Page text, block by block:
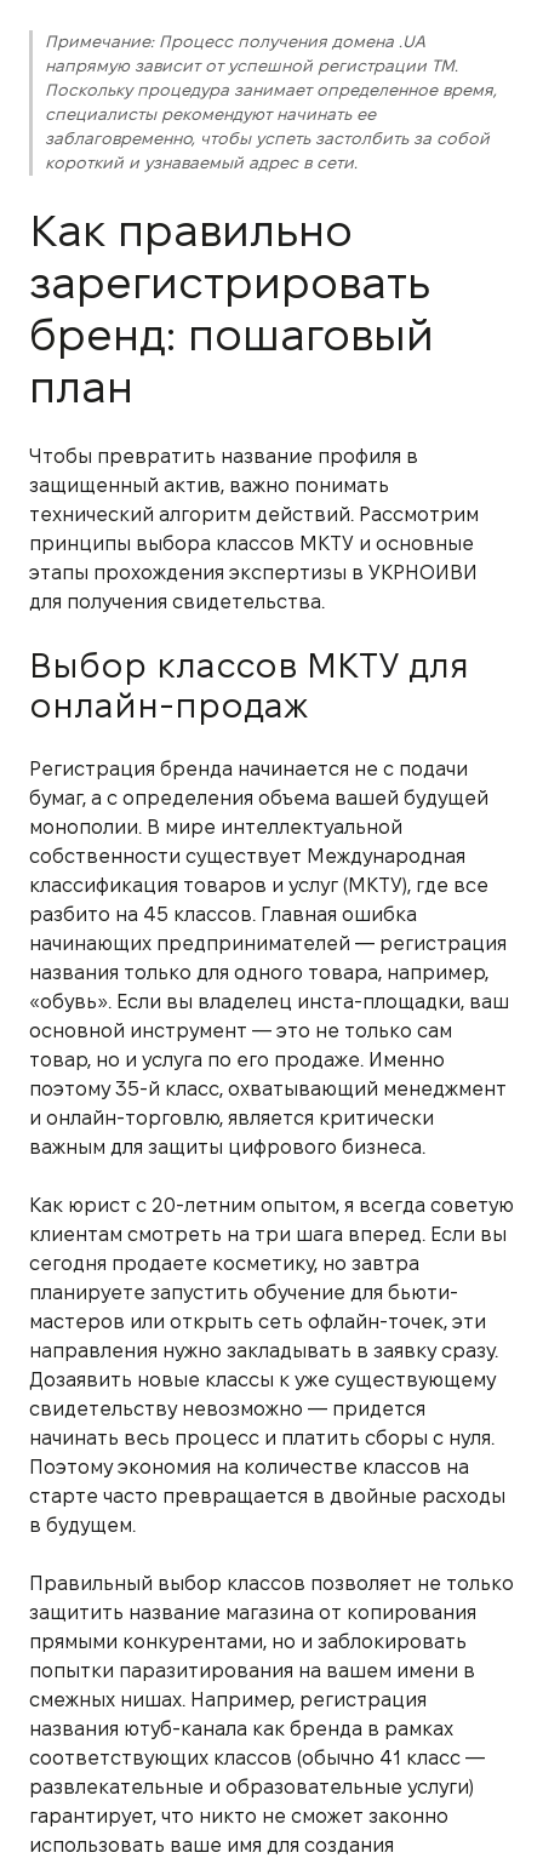
Примечание: Процесс получения домена .UA
напрямую зависит от успешной регистрации ТМ.
Поскольку процедура занимает определенное время,
специалисты рекомендуют начинать ее
заблаговременно, чтобы успеть застолбить за собой
короткий и узнаваемый адрес в сети.
Как правильно
зарегистрировать
бренд: пошаговый
план
Чтобы превратить название профиля в
защищенный актив, важно понимать
технический алгоритм действий. Рассмотрим
принципы выбора классов МКТУ и основные
этапы прохождения экспертизы в УКРНОИВИ
для получения свидетельства.
Выбор классов МКТУ для
онлайн-продаж
Регистрация бренда начинается не с подачи
бумаг, а с определения объема вашей будущей
монополии. В мире интеллектуальной
собственности существует Международная
классификация товаров и услуг (МКТУ), где все
разбито на 45 классов. Главная ошибка
начинающих предпринимателей — регистрация
названия только для одного товара, например,
«обувь». Если вы владелец инста-площадки, ваш
основной инструмент — это не только сам
товар, но и услуга по его продаже. Именно
поэтому 35-й класс, охватывающий менеджмент
и онлайн-торговлю, является критически
важным для защиты цифрового бизнеса.
Как юрист с 20-летним опытом, я всегда советую
клиентам смотреть на три шага вперед. Если вы
сегодня продаете косметику, но завтра
планируете запустить обучение для бьюти-
мастеров или открыть сеть офлайн-точек, эти
направления нужно закладывать в заявку сразу.
Дозаявить новые классы к уже существующему
свидетельству невозможно — придется
начинать весь процесс и платить сборы с нуля.
Поэтому экономия на количестве классов на
старте часто превращается в двойные расходы
в будущем.
Правильный выбор классов позволяет не только
защитить название магазина от копирования
прямыми конкурентами, но и заблокировать
попытки паразитирования на вашем имени в
смежных нишах. Например, регистрация
названия ютуб-канала как бренда в рамках
соответствующих классов (обычно 41 класс —
развлекательные и образовательные услуги)
гарантирует, что никто не сможет законно
использовать ваше имя для создания